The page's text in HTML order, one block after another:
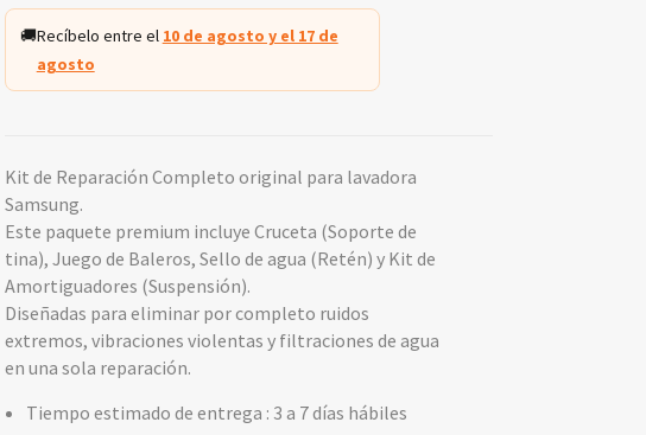
🚚Recíbelo entre el 10 de agosto y el 17 de
agosto
Kit de Reparación Completo original para lavadora
Samsung.
Este paquete premium incluye Cruceta (Soporte de
tina), Juego de Baleros, Sello de agua (Retén) y Kit de
Amortiguadores (Suspensión).
Diseñadas para eliminar por completo ruidos
extremos, vibraciones violentas y filtraciones de agua
en una sola reparación.
Tiempo estimado de entrega : 3 a 7 días hábiles